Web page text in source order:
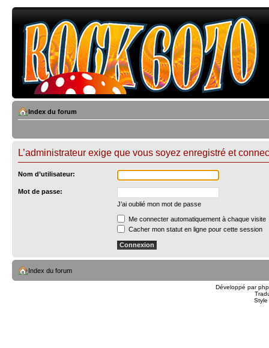
Index du forum
L’administrateur exige que vous soyez enregistré et
Nom d’utilisateur:
Mot de passe:
J’ai oublié mon mot de passe
Me connecter automatiquement à chaque visite
Cacher mon statut en ligne pour cette session
Index du forum
Développé par
Style